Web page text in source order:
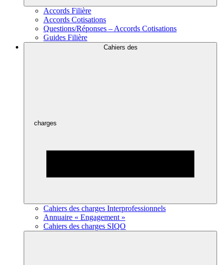
Accords Filière
Accords Cotisations
Questions/Réponses – Accords Cotisations
Guides Filière
Cahiers des
charges
Cahiers des charges Interprofessionnels
Annuaire « Engagement »
Cahiers des charges SIQO